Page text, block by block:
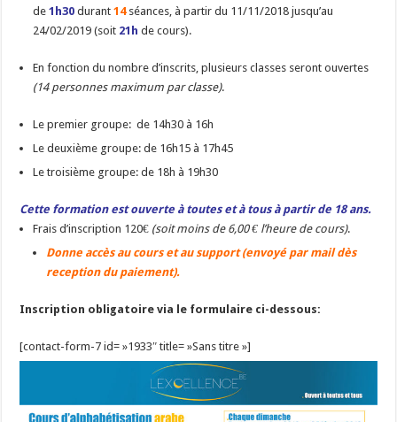
de1h30 durant14séances, à partir du 11/11/2018 jusqu’au
24/02/2019 (soit 21h de cours).
En fonction du nombre d’inscrits, plusieurs classes seront ouvertes
(14 personnes maximum par classe).
Le premier groupe: de 14h30 à 16h
Le deuxième groupe: de 16h15 à 17h45
Le troisième groupe: de 18h à 19h30
Cette formation est ouverte à toutes et à tous à partir de 18 ans.
Frais d’inscription 120€ (soit moins de 6,00 € l’heure de cours).
Donne accès au cours et au support (envoyé par mail dès
reception du paiement).
Inscription obligatoire via le formulaire ci-dessous:
[contact-form-7 id= »1933″ title= »Sans titre »]